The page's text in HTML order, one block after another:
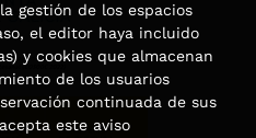
gestión de los espacios
el editor haya incluido
y cookies que almacenan
de los usuarios
continuada de sus
este aviso